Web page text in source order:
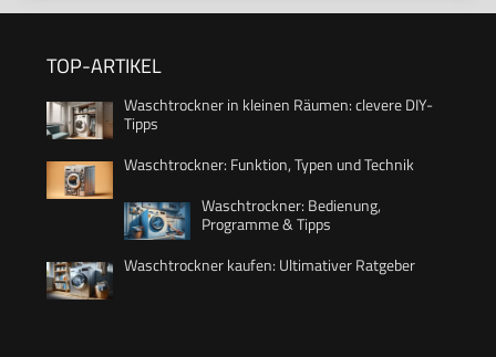
TOP-ARTIKEL
Waschtrockner in kleinen Räumen: clevere DIY-
Tipps
Waschtrockner: Funktion, Typen und Technik
Waschtrockner: Bedienung,
Programme & Tipps
Waschtrockner kaufen: Ultimativer Ratgeber